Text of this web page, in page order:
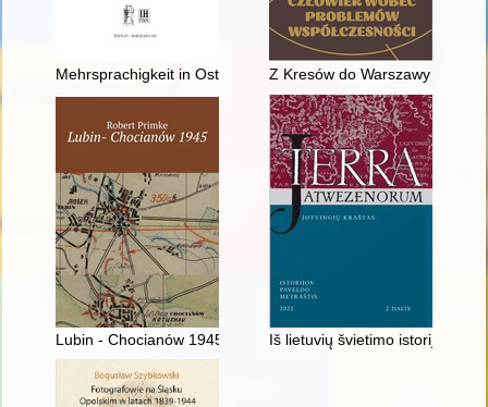
Mehrsprachigkeit in Ostmitteleuropa (1400-1700) - recenzja]
Z Kresów do Warszawy :
Lubin - Chocianów 1945 Iš lietuvių švietimo istorijos